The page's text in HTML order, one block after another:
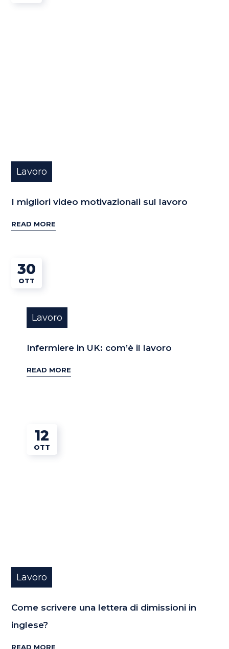
Lavoro
I migliori video motivazionali sul lavoro
READ MORE
30
OTT
Lavoro
Infermiere in UK: com’è il lavoro
READ MORE
12
OTT
Lavoro
Come scrivere una lettera di dimissioni in
inglese?
READ MORE